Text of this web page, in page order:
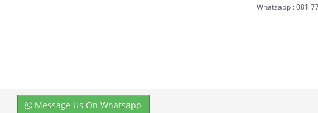
Whatsapp : 081
Message Us On Whatsapp